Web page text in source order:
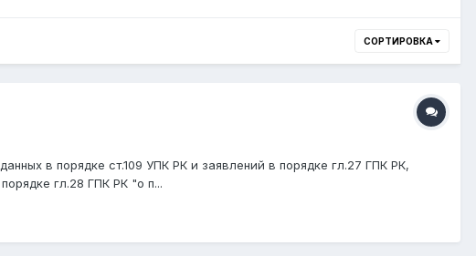
СОРТИРОВКА
в порядке ст.109 УПК РК и заявлений в порядке гл.27 ГПК РК,
гл.28 ГПК РК "о п...